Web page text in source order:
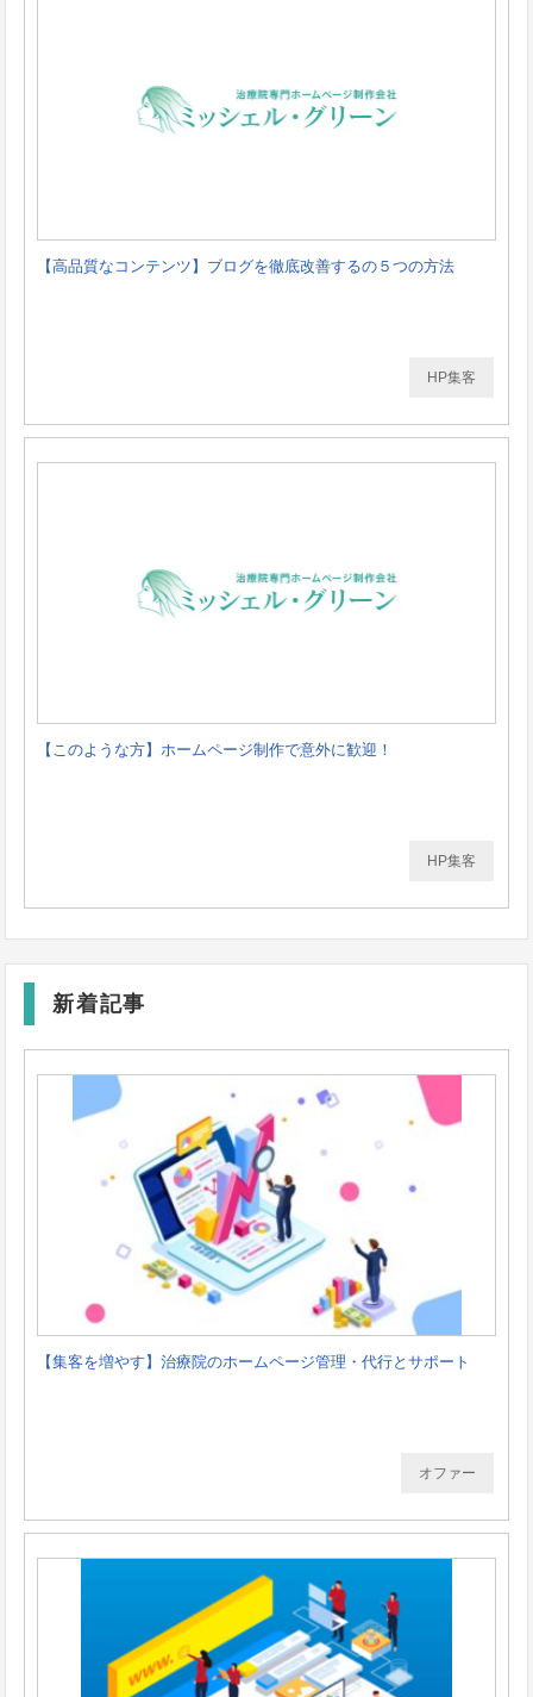
【高品質なコンテンツ】ブログを徹底改善するの５つの方法
HP集客
【このような方】ホームページ制作で意外に歓迎！
HP集客
新着記事
【集客を増やす】治療院のホームページ管理・代行とサポート
オファー